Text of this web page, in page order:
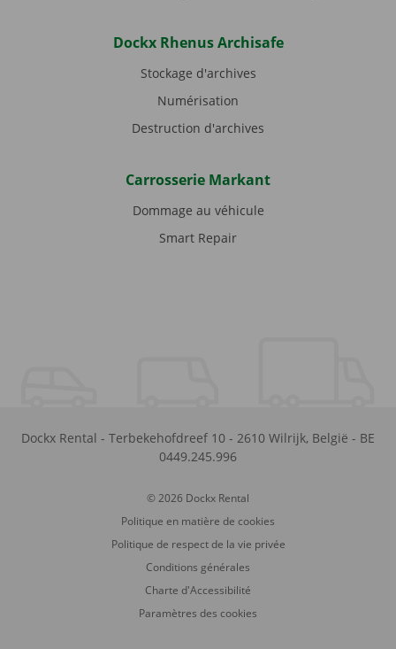
Dockx Rhenus Archisafe
Stockage d'archives
Numérisation
Destruction d'archives
Carrosserie Markant
Dommage au véhicule
Smart Repair
Dockx Rental - Terbekehofdreef 10 - 2610 Wilrijk, België - BE
0449.245.996
© 2026 Dockx Rental
Politique en matière de cookies
Politique de respect de la vie privée
Conditions générales
Charte d'Accessibilité
Paramètres des cookies